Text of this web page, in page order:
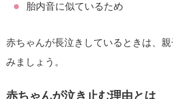
胎内音に似ているため
赤ちゃんが長泣きしているときは、
みましょう。
赤ちゃんが泣き止む理由とは